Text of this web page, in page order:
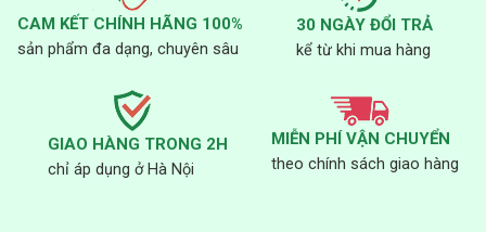
CAM KẾT CHÍNH HÃNG 100%
sản phẩm đa dạng, chuyên sâu
30 NGÀY ĐỔI TRẢ
kể từ khi mua hàng
GIAO HÀNG TRONG 2H
chỉ áp dụng ở Hà Nội
MIỄN PHÍ VẬN CHUYỂN
theo chính sách giao hàng